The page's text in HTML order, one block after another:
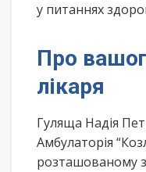
у питаннях
Про
лікаря
Гуляща Надія
Амбулаторія
розташованому